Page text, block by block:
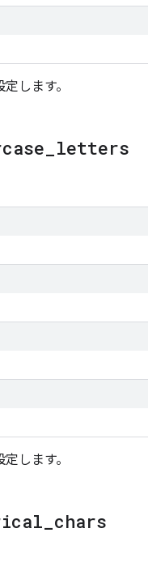
します。
letters
します。
chars